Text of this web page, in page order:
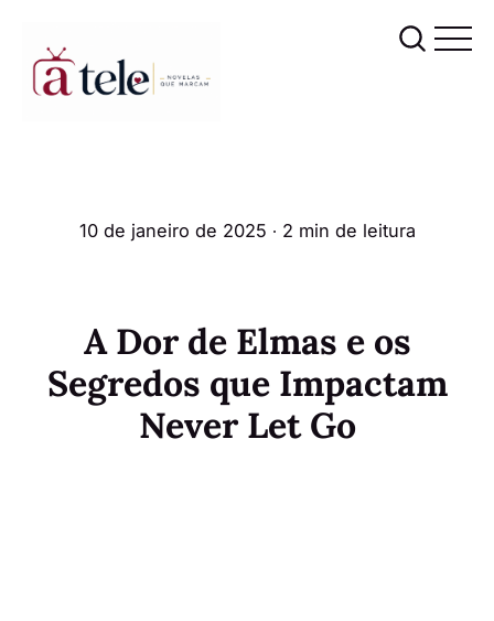
10 de janeiro de 2025 ∙ 2 min de leitura
A Dor de Elmas e os
Segredos que Impactam
Never Let Go